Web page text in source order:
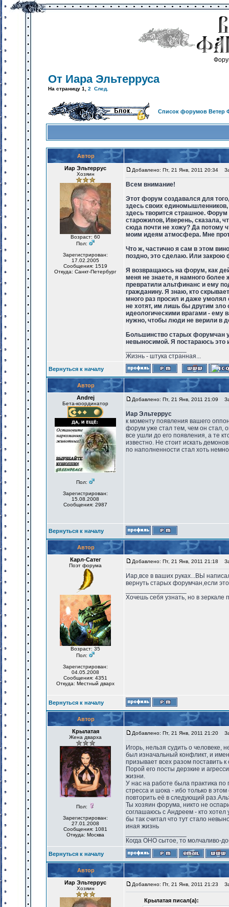
От Иара Эльтерруса
На страницу 1 2 След.
Список форумов Ветер
Автор
Иар Эльтеррус
Хозяин
Возраст: 60
Пол:
Зарегистрирован:
17.02.2005
Сообщения: 1519
Откуда: Санкт-Петербург
Добавлено: Пт, 21 Янв, 2011 20:34
Всем внимание!
Этот форум создавался для
здесь своих единомышленников,
здесь творится страшное.
старожилов, Иверень, сказала,
сюда почти не хожу? Да потому
моим идеям атмосфера. Мне
Что ж, частично я сам в этом
поздно, это сделаю. Или закрою
Я возвращаюсь на форум, как
меня не знаете, я намного
превратили альтфинанс и ему
гражданину. Я знаю, кто
много раз просил и даже умолял
не хотят, им лишь бы другим
идеологическими врагами - ему
нужно, чтобы люди не верили в
Большинство старых форумчан
невыносимой. Я постараюсь это
Жизнь - штука странная...
Вернуться к началу
Автор
Andrej
Бета-координатор
Пол:
Зарегистрирован:
15.08.2008
Сообщения: 2987
Добавлено: Пт, 21 Янв, 2011 21:09
Иар Эльтеррус
к моменту появления вашего
форум уже стал тем, чем он стал,
все ушли до его появления, а те
известно. Не стоит искать
по наполненности стал хоть
Вернуться к началу
Автор
Карл-Сатег
Поэт форума
Возраст: 35
Пол:
Зарегистрирован:
04.05.2008
Сообщения: 4351
Откуда: Местный дварх
Добавлено: Пт, 21 Янв, 2011 21:18
Иар,все в ваших руках...ВЫ
вернуть старых форумчан,если
Хочешь себя узнать, но в зеркале
Вернуться к началу
Автор
Крылатая
Жена дварха
Пол:
Зарегистрирован:
27.01.2008
Сообщения: 1081
Откуда: Москва
Добавлено: Пт, 21 Янв, 2011 21:20
Игорь, нельзя судить о человеке,
был изначальный конфликт, и
призывает всех разом поставить к
Порой его посты дерзкие и
жизни.
У нас на работе была практика по
стресса и шока - ибо только в
повторить её в следующий
Ты хозяин форума, никто не
соглашаюсь с Андреем - кто
бы так считал что тут стало
иная жизнь
Когда ОНО сытое, то молчаливо-
Вернуться к началу
Автор
Иар Эльтеррус
Хозяин
Добавлено: Пт, 21 Янв, 2011 21:23
Крылатая писал(а):